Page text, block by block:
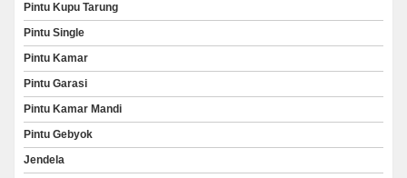
Pintu Kupu Tarung
Pintu Single
Pintu Kamar
Pintu Garasi
Pintu Kamar Mandi
Pintu Gebyok
Jendela